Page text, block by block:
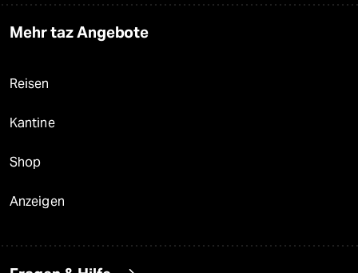
Mehr taz Angebote
Reisen
Kantine
Shop
Anzeigen